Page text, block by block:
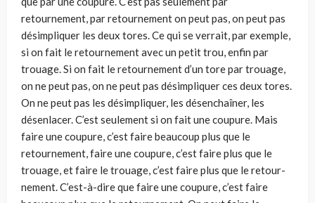
retournement, par retournement on peut pas, on peut pas
désimpliquer les deux tores. Ce qui se verrait, par exemple,
si on fait le retournement avec un petit trou, enfin par
trouage. Si on fait le retour­nement d’un tore par trouage,
on ne peut pas, on ne peut pas désimpliquer ces deux tores.
On ne peut pas les désimpliquer, les désenchaîner, les
désenlacer. C’est seulement si on fait une coupure. Mais
faire une coupu­re, c’est faire beaucoup plus que le
retournement, faire une coupure, c’est faire plus que le
trouage, et faire le trouage, c’est faire plus que le retour­
nement. C’est-à-dire que faire une coupure, c’est faire